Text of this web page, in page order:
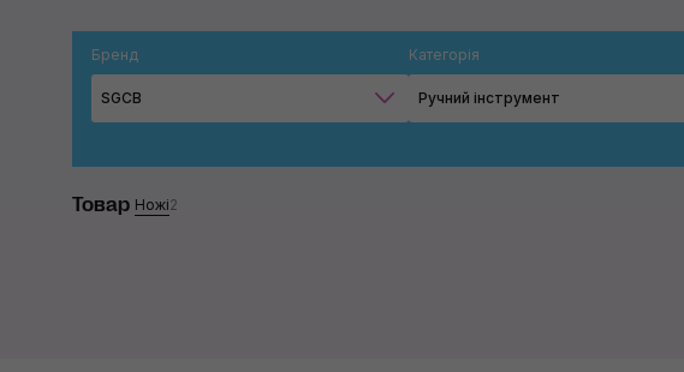
Бренд
SGCB
Категорія
Ручний інструмент
Товар Ножі2